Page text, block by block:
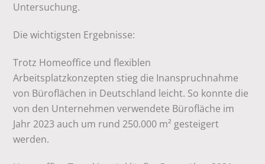
Untersuchung.
Die wichtigsten Ergebnisse:
Trotz Homeoffice und flexiblen
Arbeitsplatzkonzepten stieg die Inanspruchnahme
von Büroflächen in Deutschland leicht. So konnte die
von den Unternehmen verwendete Bürofläche im
Jahr 2023 auch um rund 250.000 m² gesteigert
werden.